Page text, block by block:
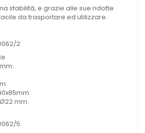
stabilità, e grazie alle sue ridotte
da trasportare ed utilizzare.
2
mm.
5